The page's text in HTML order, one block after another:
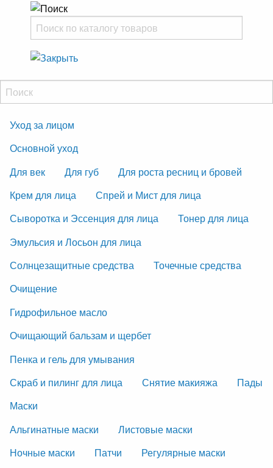
Уход за лицом
Основной уход
Для век
Для губ
Для роста ресниц и бровей
Крем для лица
Спрей и Мист для лица
Сыворотка и Эссенция для лица
Тонер для лица
Эмульсия и Лосьон для лица
Солнцезащитные средства
Точечные средства
Очищение
Гидрофильное масло
Очищающий бальзам и щербет
Пенка и гель для умывания
Скраб и пилинг для лица
Снятие макияжа
Пады
Маски
Альгинатные маски
Листовые маски
Ночные маски
Патчи
Регулярные маски